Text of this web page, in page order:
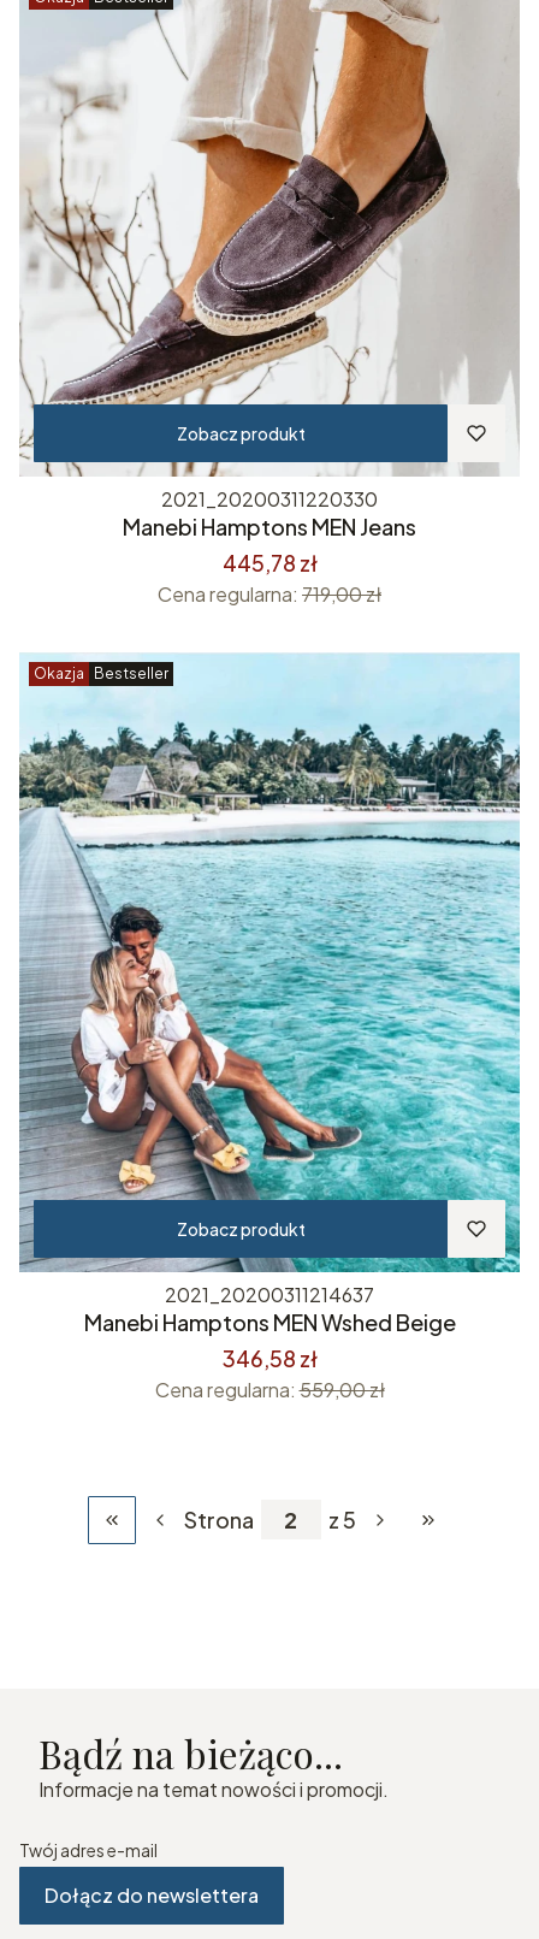
Zobacz produkt
2021_20200311220330
Manebi Hamptons MEN Jeans
445,78 zł
Cena regularna: 719,00 zł
Okazja Bestseller
Zobacz produkt
2021_20200311214637
Manebi Hamptons MEN Wshed Beige
346,58 zł
Cena regularna: 559,00 zł
Wróć do pierwszej strony z produktami
Strona z 5 Przejdź do
Bądź na bieżąco...
Informacje na temat nowości i promocji.
Twój adres e-mail
Dołącz do newslettera